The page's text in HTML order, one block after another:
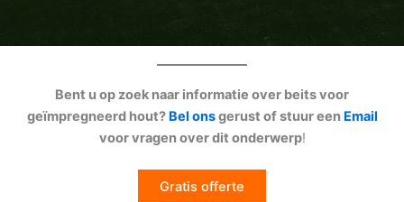
Bent u op zoek naar informatie over beits voor
geïmpregneerd hout? Bel onsgerust of stuur een Email
voor vragen over dit onderwerp!
Gratis offerte